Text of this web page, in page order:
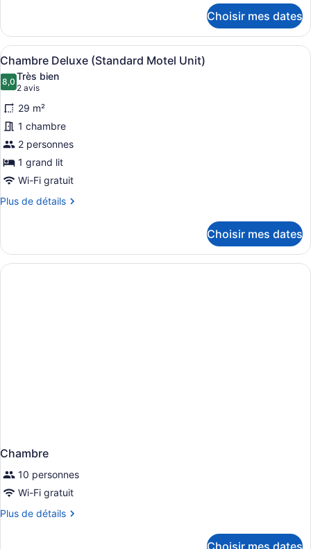
avec
lits
jumeaux
(Motel
Plus)
Chambre
Deluxe
avec
jumeaux
(Motel
Plus)
Choisir mes dates
Afficher
toutes
les
photos
pour
ce
type
de
chambre :
Chambre
Motel
Unit)
Une chambre d’hôtel avec un
6
Chambre Deluxe (Standard Motel Unit)
8,08,0 sur 10
Très bien
2 avis
(2 avis)
29 m²
1 chambre
2 personnes
1 grand lit
Wi-Fi gratuit
Plus de détails
Plus
Chambre
Deluxe
(Standard
Choisir mes dates
Chambre
10 personnes
Wi-Fi gratuit
Plus de détails
Plus